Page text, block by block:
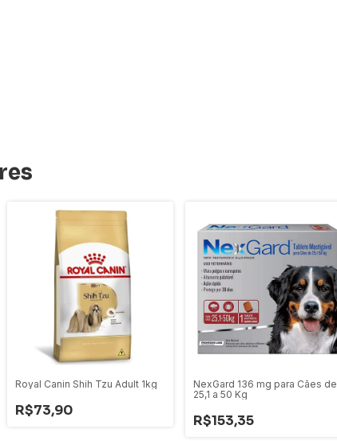
Royal Canin Shih Tzu Adult 1kg
R$73,90
NexGard 136 mg para Cães de
25,1 a 50 Kg
R$153,35